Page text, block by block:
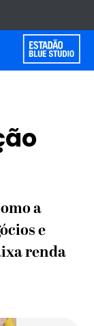
a
e
renda